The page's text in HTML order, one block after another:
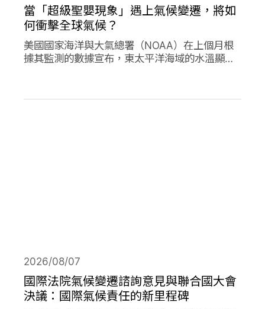
當「超級聖嬰現象」遇上氣候變遷，將如
何衝擊全球氣候？
美國國家海洋與大氣總署（NOAA）在上個月根
據其監測的數據宣布，東太平洋海域的水溫顯著
來更高水溫的「超級聖嬰現象」，屆時有可能打
國際法院氣候變遷諮詢意見與聯合國大會
決議：國際氣候責任的新里程碑
2026/08/07